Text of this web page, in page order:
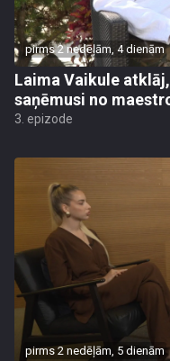
pirms 2 nedēļām, 4 dienām
Laima Vaikule
saņēmusi no
3. epizode
pirms 2 nedēļām, 5 dienām